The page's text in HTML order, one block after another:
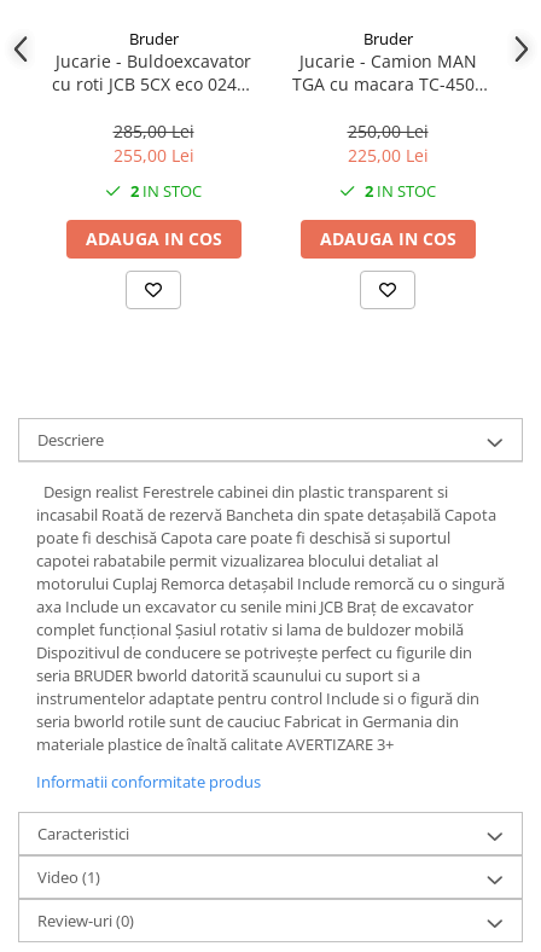
1.7.2. Placute de frana
1.7.3. Simeringuri sistem franare
1.7.4. Piese si accesorii frana
1.7.5. O-ring frana
1.8. Transmisie
1.8.1. Prize de putere
1.8.4. Transmisie punte spate
1.8.5. Transmisie punte fața 2 WD
(2x4)
1.8.6. Transmisie punte fața 4 WD
(4x4)
1.8.7. Direcție
1.8.8. Cabluri ambreiaj și
transmisie
1.8.10. Volante
1.8.11. Ambreaje lamelare și
elastice
Bruder
Jucarie - Buldoexcavator
cu roti JCB 5CX eco 02454
285,00 Lei
255,00 Lei
2 IN STOC
ADAUGA IN COS
Bruder
Jucarie - Camion MAN
TGA cu macara TC-4500
250,00 Lei
225,00 Lei
2 IN STOC
ADAUGA IN COS
Descriere
Design realist Ferestrele cabinei din plastic transparent si
incasabil Roată de rezervă Bancheta din spate detașabilă Capota
poate fi deschisă Capota care poate fi deschisă si suportul
capotei rabatabile permit vizualizarea blocului detaliat al
motorului Cuplaj Remorca detașabil Include remorcă cu o singură
axa Include un excavator cu senile mini JCB Braț de excavator
complet funcțional Șasiul rotativ si lama de buldozer mobilă
Dispozitivul de conducere se potrivește perfect cu figurile din
seria BRUDER bworld datorită scaunului cu suport si a
instrumentelor adaptate pentru control Include si o figură din
seria bworld rotile sunt de cauciuc Fabricat in Germania din
materiale plastice de înaltă calitate AVERTIZARE 3+
Informatii conformitate produs
Caracteristici
Video (1)
Review-uri(0)